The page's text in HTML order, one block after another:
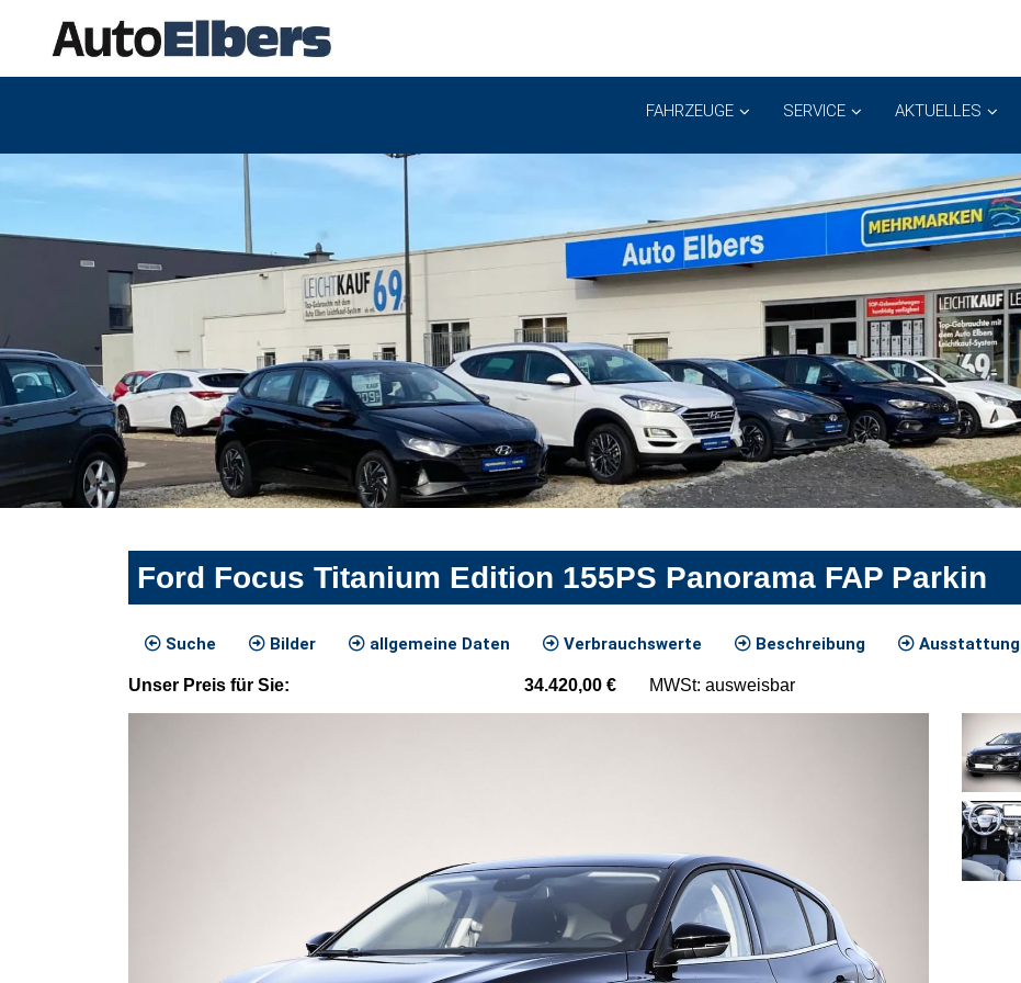
FAHRZEUGE SERVICE AKTUELLES
Ford Focus Titanium Edition 155PS Panorama FAP Parkin
Suche Bilder allgemeine Daten Verbrauchswerte Beschreibung Ausstattung
Unser Preis für Sie: 34.420,00 € MWSt: ausweisbar